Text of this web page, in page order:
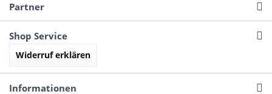
Partner
Shop Service
Widerruf erklären
Informationen